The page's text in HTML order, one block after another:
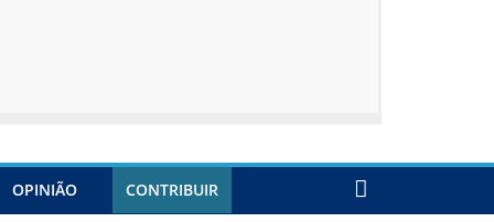
OPINIÃO CONTRIBUIR